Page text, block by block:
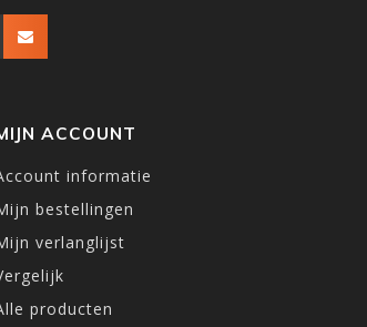
ACCOUNT
informatie
bestellingen
verlanglijst
producten